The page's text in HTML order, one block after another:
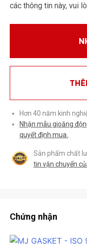
các thông tin này, vui
Hơn 40 năm kinh
Nhận mẫu gioăng
quyết định mua.
Sản phẩm chất
tin vận chuyển
Chứng nhận